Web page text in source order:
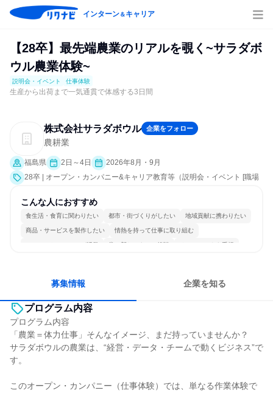
インターン＆キャリア
【28卒】最先端農業のリアルを覗く~サラダボ
ウル農業体験~
説明会・イベント 仕事体験
生産から出荷まで一気通貫で体感する3日間
株式会社サラダボウル 企業をフォロー
農耕業
福島県 2日～4日
2026年8月・9月
28卒 | オープン・カンパニー&キャリア教育等（説明会・イベント [職場
こんな人におすすめ
食生活・食育に関わりたい 都市・街づくりがしたい 地域貢献に携わりたい
商品・サービスを製作したい 情熱を持って仕事に取り組む
コミュニケーションが活発 常に新しいものに挑戦 チームワークを重視
募集情報 企業を知る
プログラム内容
プログラム内容
「農業＝体力仕事」そんなイメージ、まだ持っていませんか？
サラダボウルの農業は、“経営・データ・チームで動くビジネス”で
す。
このオープン・カンパニー（仕事体験）では、単なる作業体験で